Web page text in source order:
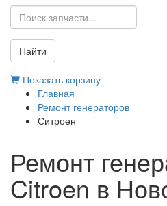
Найти
Показать корзину
Главная
Ремонт генераторов
Ситроен
Ремонт
Citroen в